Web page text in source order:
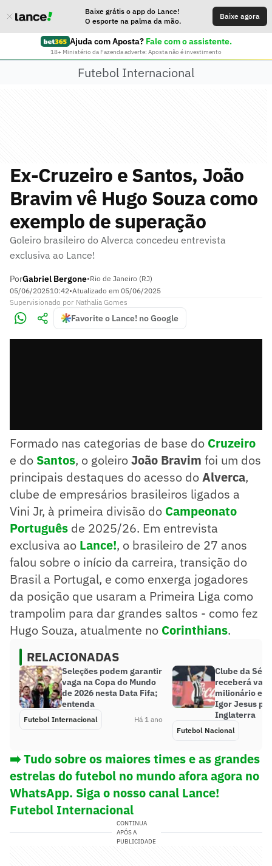
Baixe grátis o app do Lance!
O esporte na palma da mão.
Baixe agora
Ajuda com Aposta? Fale com o assistente.
18+ Ministério da Fazenda adverte: Aposta não é investimento
Futebol Internacional
Ex-Cruzeiro e Santos, João
Bravim vê Hugo Souza como
exemplo de superação
Goleiro brasileiro do Alverca concedeu entrevista
exclusiva ao Lance!
PorGabriel Bergone•Rio de Janeiro (RJ)
05/06/202510:42•Atualizado em 05/06/2025
Supervisionado por Nathalia Gomes
Favorite o Lance! no Google
Formado nas categorias de base do Cruzeiro
e do Santos, o goleiroJoão Bravim foi um dos
principais destaques do acesso doAlverca,
clube de empresários brasileiros ligados a
Vini Jr, à primeira divisão do Campeonato
Português de 2025/26. Em entrevista
exclusiva ao Lance!, o brasileiro de 27 anos
falou sobre o início da carreira, transição do
Brasil a Portugal, e como enxerga jogadores
da posição que usaram a Primeira Liga como
trampolim para dar grandes saltos - como fez
Hugo Souza, atualmente no Corinthians.
RELACIONADAS
Seleções podem garantir
vaga na Copa do Mundo
de 2026 nesta Data Fifa;
entenda
Futebol Internacional Há 1 ano
Clube da
receberá
milionário em
Igor Jesus
Inglaterra
Futebol Nacional
➡️ Tudo sobre os maiores times e as grandes
estrelas do futebol no mundo afora agora no
WhatsApp. Siga o nosso canal Lance!
Futebol Internacional
CONTINUA
APÓS A
PUBLICIDADE